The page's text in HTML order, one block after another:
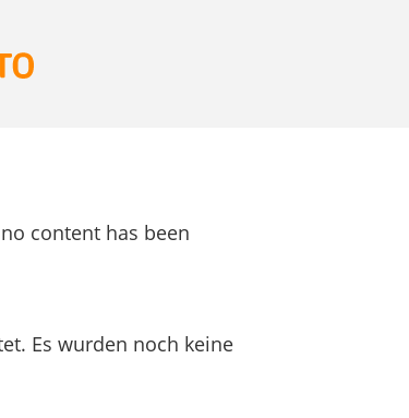
content has been
Es wurden noch keine